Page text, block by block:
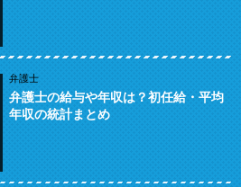
弁護士
弁護士の給与や年収は？初任給・平均
年収の統計まとめ